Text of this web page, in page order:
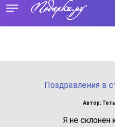
Поздравления в
Автор:
Я не склонен